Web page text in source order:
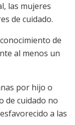
las mujeres
de cuidado.
de
al menos un
por hijo o
de cuidado no
a las